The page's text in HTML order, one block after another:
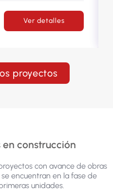
Ver detalles
proyectos
en construcción
con avance de obras
encuentran en la fase de
unidades.